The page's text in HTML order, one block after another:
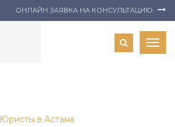
ОНЛАЙН ЗАЯВКА НА КОНСУЛЬТАЦИЮ
Юристы в Астана